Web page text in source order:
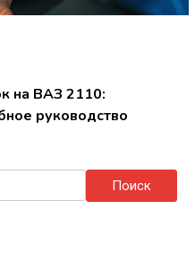
на ВАЗ 2110:
руководство
Найти: